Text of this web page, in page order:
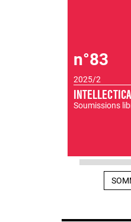
n°83
2025/2
Soumissions